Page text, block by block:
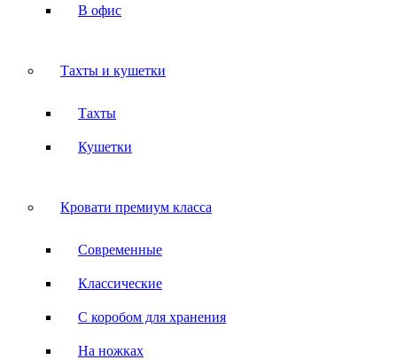
В офис
Тахты и кушетки
Тахты
Кушетки
Кровати премиум класса
Современные
Классические
С коробом для хранения
На ножках